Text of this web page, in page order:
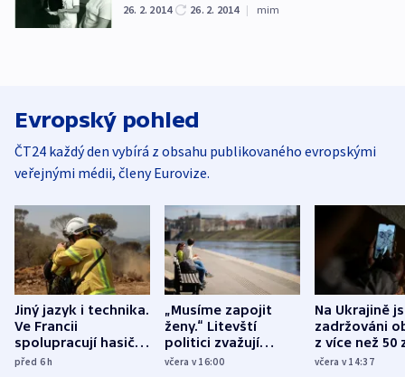
26. 2. 2014 26. 2. 2014 | mim
Evropský pohled
ČT24 každý den vybírá z obsahu publikovaného evropskými
veřejnými médii, členy Eurovize.
Jiný jazyk i technika.
Ve Francii
spolupracují hasiči z
různých zemí
před 6h
„Musíme zapojit
ženy.“ Litevští
politici zvažují
dohodu o
včera v 16:00
Na Ukrajině
zadržováni
z více než 50
Bojovali na
včera v 14:37